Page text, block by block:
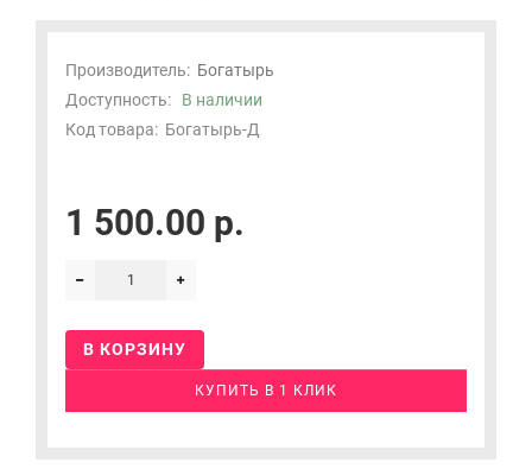
Производитель: Богатырь
Доступность: В наличии
Код товара: Богатырь-Д
1 500.00 р.
В КОРЗИНУ
КУПИТЬ В 1 КЛИК